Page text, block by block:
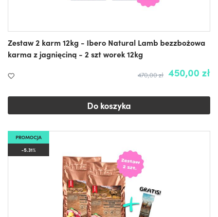
Zestaw 2 karm 12kg - Ibero Natural Lamb bezzbożowa
karma z jagnięciną - 2 szt worek 12kg
450,00 zł
470,00 zł
Do koszyka
PROMOCJA
-5.31%